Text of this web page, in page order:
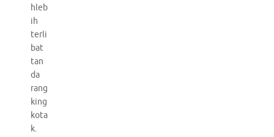
hleb
ih
terli
bat
tan
da
rang
king
kota
k.